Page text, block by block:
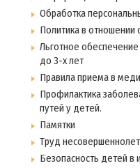
Обработка
Политика в отношении
Льготное
до 3-х лет
Правила приема в
Профилактика
путей у детей.
Памятки
Труд
Безопасность детей в